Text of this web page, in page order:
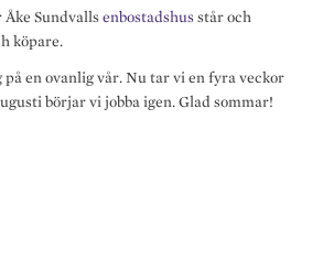
Sundvalls enbostadshus står och
köpare.
en ovanlig vår. Nu tar vi en fyra veckor
börjar vi jobba igen. Glad sommar!